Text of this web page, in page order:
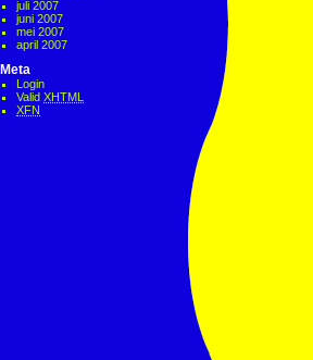
juli 2007
juni 2007
mei 2007
april 2007
Meta
Login
Valid XHTML
XFN